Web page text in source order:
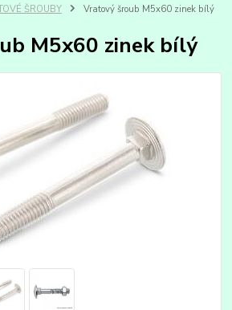
ŠROUBY Vratový šroub M5x60 zinek bílý
M5x60 zinek bílý